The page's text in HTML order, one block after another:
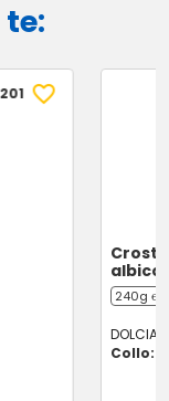
240g ℮
Collo: